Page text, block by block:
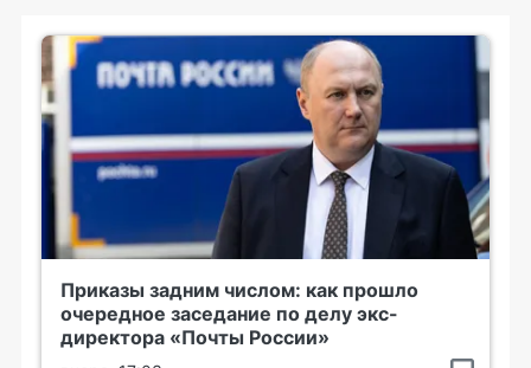
Приказы задним числом: как прошло
очередное заседание по делу экс-
директора «Почты России»